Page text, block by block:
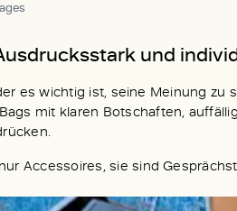
und
es wichtig ist, seine Meinung
mit klaren Botschaften,
Accessoires, sie sind